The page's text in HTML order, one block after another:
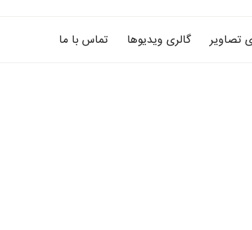
تصاویر گالری ویدیوها تماس با ما